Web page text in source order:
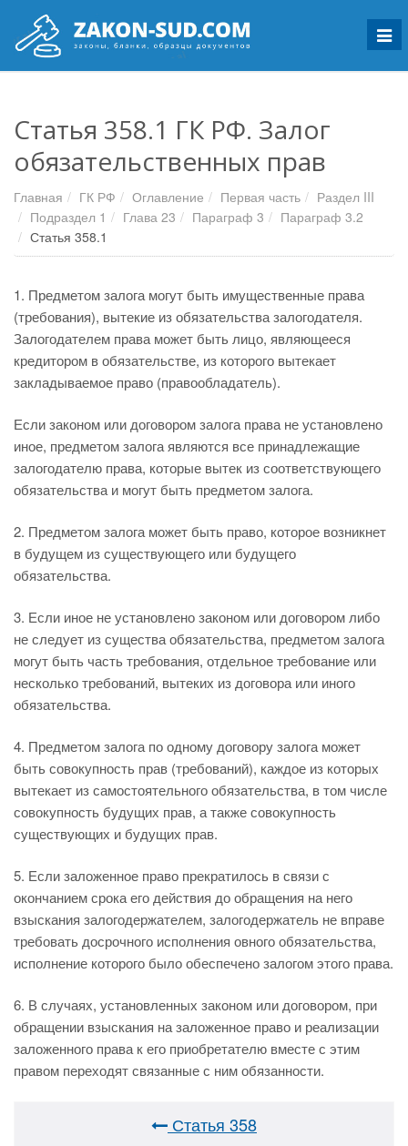
Статья 358.1 ГК РФ. Залог
обязательственных прав
Главная ГК РФ Оглавление Первая часть
Раздел III
Подраздел 1
Глава 23 Параграф 3
Параграф 3.2
Статья 358.1
1. Предметом залога могут быть имущественные права
(требования), вытекие из обязательства залогодателя.
Залогодателем права может быть лицо, являющееся
кредитором в обязательстве, из которого вытекает
закладываемое право (правообладатель).
Если законом или договором залога права не установлено
иное, предметом залога являются все принадлежащие
залогодателю права, которые вытек из соответствующего
обязательства и могут быть предметом залога.
2. Предметом залога может быть право, которое возникнет
в будущем из существующего или будущего
обязательства.
3. Если иное не установлено законом или договором либо
не следует из существа обязательства, предметом залога
могут быть часть требования, отдельное требование или
несколько требований, вытеких из договора или иного
обязательства.
4. Предметом залога по одному договору залога может
быть совокупность прав (требований), каждое из которых
вытекает из самостоятельного обязательства, в том числе
совокупность будущих прав, а также совокупность
существующих и будущих прав.
5. Если заложенное право прекратилось в связи с
окончанием срока его действия до обращения на него
взыскания залогодержателем, залогодержатель не вправе
требовать досрочного исполнения овного обязательства,
исполнение которого было обеспечено залогом этого права.
6. В случаях, установленных законом или договором, при
обращении взыскания на заложенное право и реализации
заложенного права к его приобретателю вместе с этим
правом переходят связанные с ним обязанности.
Статья 358